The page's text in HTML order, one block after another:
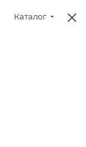
Каталог